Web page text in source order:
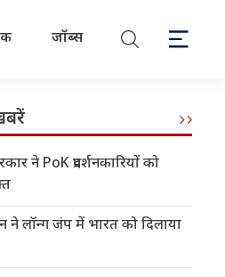
जॉब्स
ने PoK प्रदर्शनकारियों को
ने लॉन्ग जंप में भारत को दिलाया